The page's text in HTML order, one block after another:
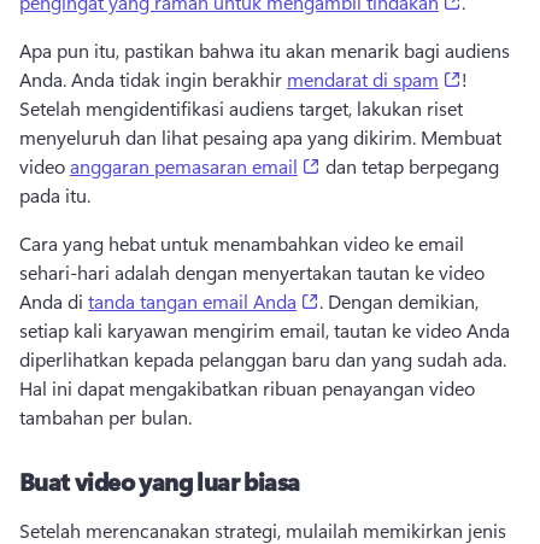
Apa pun itu, pastikan bahwa itu akan menarik bagi audiens
Anda. Anda tidak ingin berakhir mendarat di spam (opens
Setelah mengidentifikasi audiens target, lakukan riset
menyeluruh dan lihat pesaing apa yang dikirim. Membuat
video anggaran pemasaran email (opens in a new tab)
dan tetap berpegang
pada itu.
Cara yang hebat untuk menambahkan video ke email
sehari-hari adalah dengan menyertakan tautan ke video
Anda di tanda tangan email Anda (opens in a new tab)
. Dengan demikian,
setiap kali karyawan mengirim email, tautan ke video Anda
Hal ini dapat mengakibatkan ribuan penayangan video
tambahan per bulan.
Buat video yang luar biasa
Setelah merencanakan strategi, mulailah memikirkan jenis